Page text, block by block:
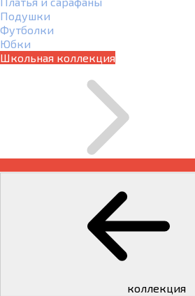
Подушки
Футболки
Юбки
Школьная коллекция
коллекция